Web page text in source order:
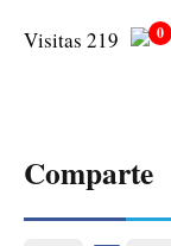
Visitas 219 0
Comparte